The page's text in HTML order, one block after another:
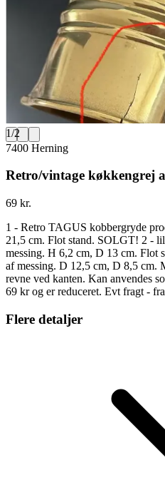
1/2
7400 Herning
Retro/vintage køkkengrej
69 kr.
1 - Retro TAGUS kobbergryde
21,5 cm. Flot stand. SOLGT! 2 -
messing. H 6,2 cm, D 13 cm. Flot
af messing. D 12,5 cm, D 8,5 cm.
revne ved kanten. Kan anvendes
69 kr og er reduceret. Evt fragt -
Flere detaljer